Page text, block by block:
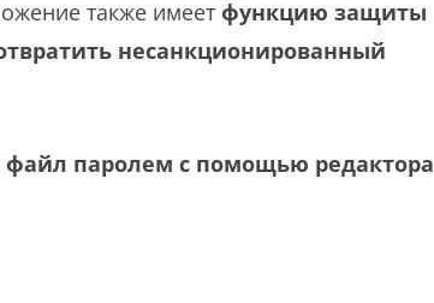
также имеет функцию защиты
несанкционированный
файл паролем с помощью редактора